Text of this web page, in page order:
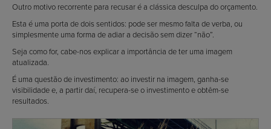
Outro motivo recorrente para recusar é a clássica desculpa do orçamento.
Esta é uma porta de dois sentidos: pode ser mesmo falta de verba, ou
simplesmente uma forma de adiar a decisão sem dizer “não”.
Seja como for, cabe-nos explicar a importância de ter uma imagem
atualizada.
É uma questão de investimento: ao investir na imagem, ganha-se
visibilidade e, a partir daí, recupera-se o investimento e obtêm-se
resultados.